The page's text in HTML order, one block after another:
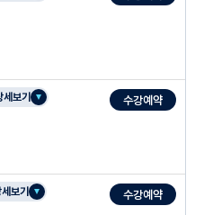
제시
백
세보기 수강예약
보기 수강예약